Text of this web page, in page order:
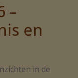
–
en
in de